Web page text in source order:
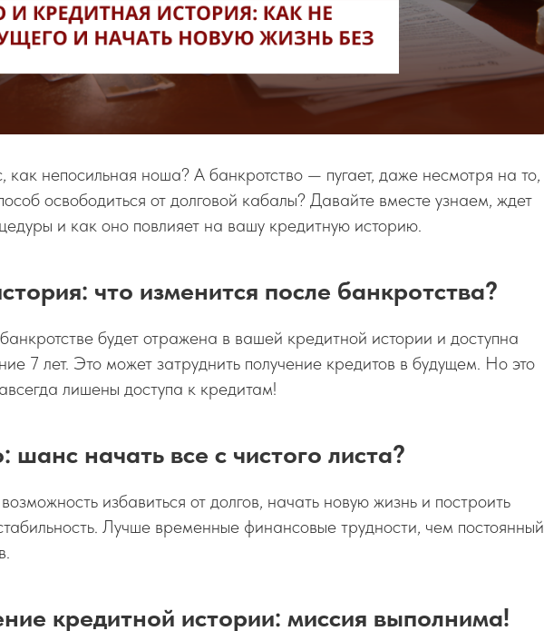
как непосильная ноша? А банкротство — пугает, даже несмотря на то,
освободиться от долговой кабалы? Давайте вместе узнаем, ждет
и как оно повлияет на вашу кредитную историю.
что изменится после банкротства?
будет отражена в вашей кредитной истории и доступна
7 лет. Это может затруднить получение кредитов в будущем. Но это
лишены доступа к кредитам!
шанс начать все с чистого листа?
избавиться от долгов, начать новую жизнь и построить
Лучше временные финансовые трудности, чем постоянный
кредитной истории: миссия выполнима!